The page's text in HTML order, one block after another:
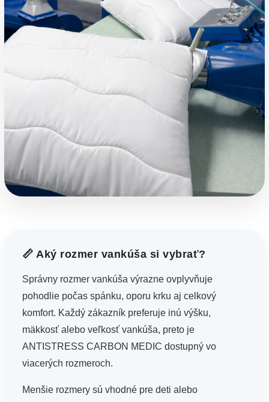
📏 Aký rozmer vankúša si vybrať?
Správny rozmer vankúša výrazne ovplyvňuje
pohodlie počas spánku, oporu krku aj celkový
komfort. Každý zákazník preferuje inú výšku,
mäkkosť alebo veľkosť vankúša, preto je
ANTISTRESS CARBON MEDIC dostupný vo
viacerých rozmeroch.
Menšie rozmery sú vhodné pre deti alebo